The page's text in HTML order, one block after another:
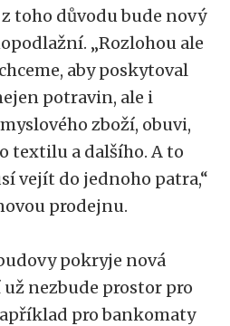
toho důvodu bude nový
„Rozlohou ale
aby poskytoval
potravin, ale i
zboží, obuvi,
textilu a dalšího. A to
vejít do jednoho patra,“
prodejnu.
pokryje nová
nezbude prostor pro
pro bankomaty